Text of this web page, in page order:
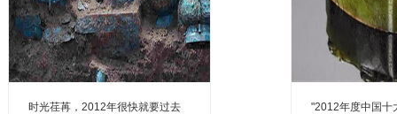
时光荏苒，2012年很快就要过去
"2012年度中国十